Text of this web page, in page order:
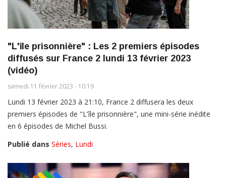
"L'île prisonnière" : Les 2 premiers épisodes
diffusés sur France 2 lundi 13 février 2023
(vidéo)
samedi 11 février 2023 - 10:19
Lundi 13 février 2023 à 21:10, France 2 diffusera les deux
premiers épisodes de "L'île prisonnière", une mini-série inédite
en 6 épisodes de Michel Bussi.
Publié dans Séries, Lundi